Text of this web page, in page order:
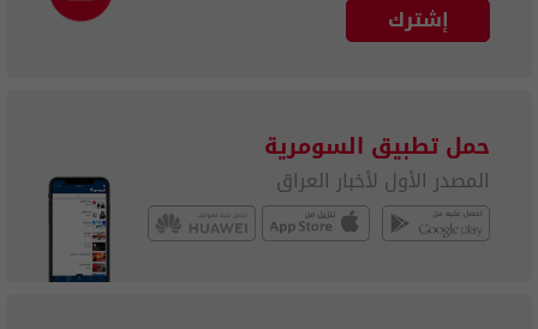
إشترك
حمل تطبيق السومرية
المصدر الأول لأخبار العراق